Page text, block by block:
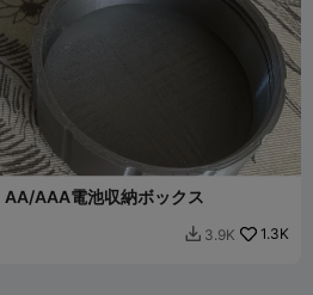
AAA電池収納ボックス
 3.9K 1.3K